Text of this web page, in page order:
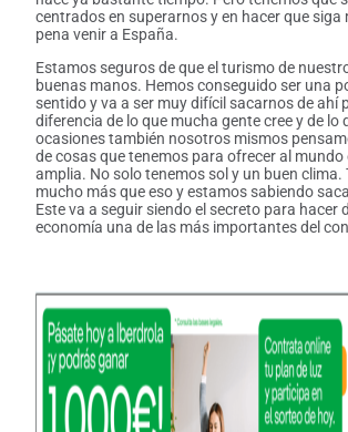
centrados en superarnos y en hacer que siga
pena venir a España.
Estamos seguros de que el turismo de
buenas manos. Hemos conseguido ser una
sentido y va a ser muy difícil sacarnos de ahí
diferencia de lo que mucha gente cree y de lo
ocasiones también nosotros mismos
de cosas que tenemos para ofrecer al mundo
amplia. No solo tenemos sol y un buen clima.
mucho más que eso y estamos sabiendo
Este va a seguir siendo el secreto para hacer
economía una de las más importantes del